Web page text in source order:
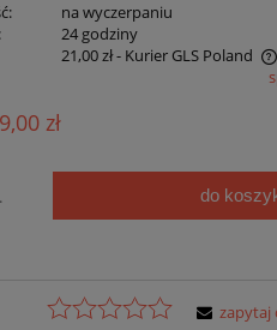
na wyczerpaniu
24 godziny
21,00 zł- Kurier GLS Poland
zł
do
zapytaj